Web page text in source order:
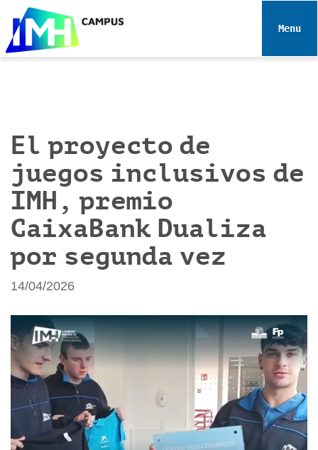
e
Toggle
El proyecto de
juegos inclusivos de
IMH, premio
CaixaBank Dualiza
por segunda vez
14/04/2026